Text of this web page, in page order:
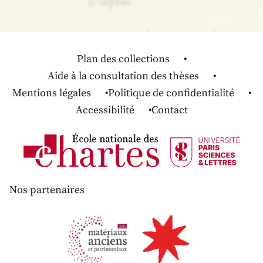
Plan des collections
Aide à la consultation des thèses
Mentions légales
Politique de confidentialité
Accessibilité
Contact
Nos partenaires